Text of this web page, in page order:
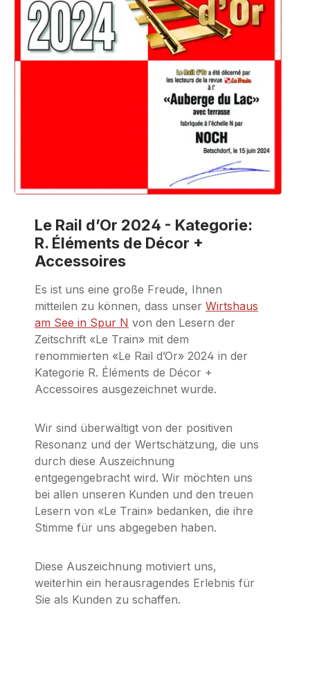
Le Rail d’Or 2024 - Kategorie:
R. Éléments de Décor +
Accessoires
Es ist uns eine große Freude, Ihnen
mitteilen zu können, dass unser Wirtshaus
am See in Spur N von den Lesern der
Zeitschrift «Le Train» mit dem
renommierten «Le Rail d’Or» 2024 in der
Kategorie R. Éléments de Décor +
Accessoires ausgezeichnet wurde.
Wir sind überwältigt von der positiven
Resonanz und der Wertschätzung, die uns
durch diese Auszeichnung
entgegengebracht wird. Wir möchten uns
bei allen unseren Kunden und den treuen
Lesern von «Le Train» bedanken, die ihre
Stimme für uns abgegeben haben.
Diese Auszeichnung motiviert uns,
weiterhin ein herausragendes Erlebnis für
Sie als Kunden zu schaffen.